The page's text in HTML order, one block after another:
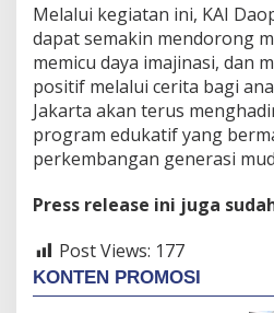
Melalui kegiatan ini, KAI
dapat semakin mendorong
memicu daya imajinasi, dan
positif melalui cerita bagi
Jakarta akan terus
program edukatif yang
perkembangan generasi
Press release ini juga
Post Views: 177